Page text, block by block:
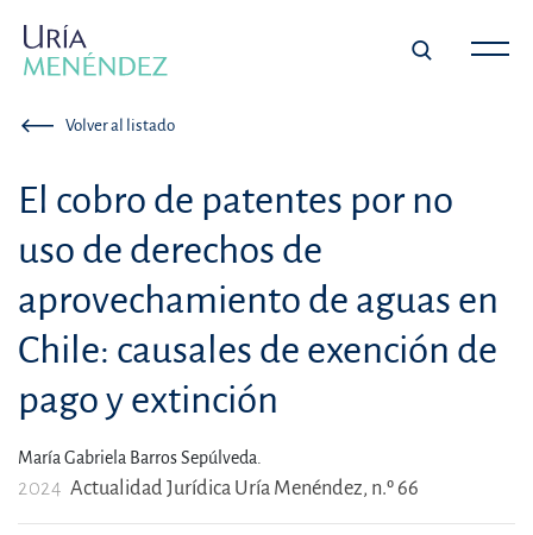
Volver al listado
El cobro de patentes por no
uso de derechos de
aprovechamiento de aguas en
Chile: causales de exención de
pago y extinción
María Gabriela Barros Sepúlveda.
2024 Actualidad Jurídica Uría Menéndez, n.º 66